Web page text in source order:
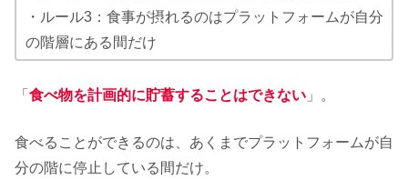
・ルール3：食事が摂れるのはプラットフォームが自分
の階層にある間だけ
「 食べ物を計画的に貯蓄することはできない 」。
食べることができるのは、あくまでプラットフォームが自
分の階に停止している間だけ。